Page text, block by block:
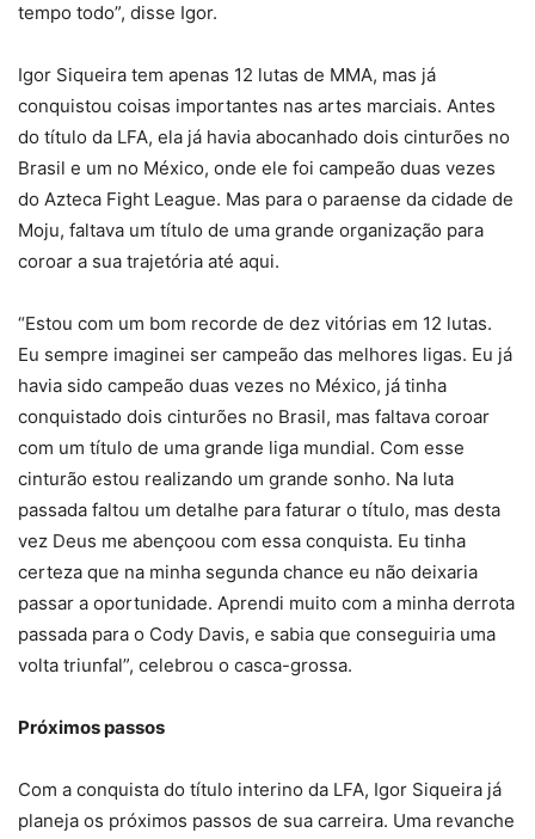
tempo todo”, disse Igor.
Igor Siqueira tem apenas 12 lutas de MMA, mas já
conquistou coisas importantes nas artes marciais. Antes
do título da LFA, ela já havia abocanhado dois cinturões no
Brasil e um no México, onde ele foi campeão duas vezes
do Azteca Fight League. Mas para o paraense da cidade de
Moju, faltava um título de uma grande organização para
coroar a sua trajetória até aqui.
“Estou com um bom recorde de dez vitórias em 12 lutas.
Eu sempre imaginei ser campeão das melhores ligas. Eu já
havia sido campeão duas vezes no México, já tinha
conquistado dois cinturões no Brasil, mas faltava coroar
com um título de uma grande liga mundial. Com esse
cinturão estou realizando um grande sonho. Na luta
passada faltou um detalhe para faturar o título, mas desta
vez Deus me abençoou com essa conquista. Eu tinha
certeza que na minha segunda chance eu não deixaria
passar a oportunidade. Aprendi muito com a minha derrota
passada para o Cody Davis, e sabia que conseguiria uma
volta triunfal”, celebrou o casca-grossa.
Próximos passos
Com a conquista do título interino da LFA, Igor Siqueira já
planeja os próximos passos de sua carreira. Uma revanche